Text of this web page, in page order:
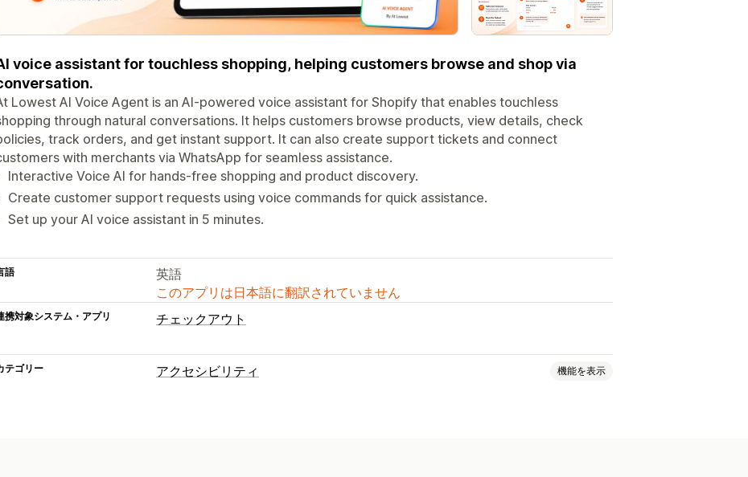
voice assistant for touchless shopping, helping customers browse and shop via
Lowest AI Voice Agent is an AI-powered voice assistant for Shopify that enables touchless
through natural conversations. It helps customers browse products, view details, check
track orders, and get instant support. It can also create support tickets and connect
with merchants via WhatsApp for seamless assistance.
Interactive Voice AI for hands-free shopping and product discovery.
Create customer support requests using voice commands for quick assistance.
Set up your AI voice assistant in 5 minutes.
語
英語
このアプリは日本語に翻訳されていません
携対象システム・アプリ チェックアウト
テゴリー アクセシビリティ 機能を表示